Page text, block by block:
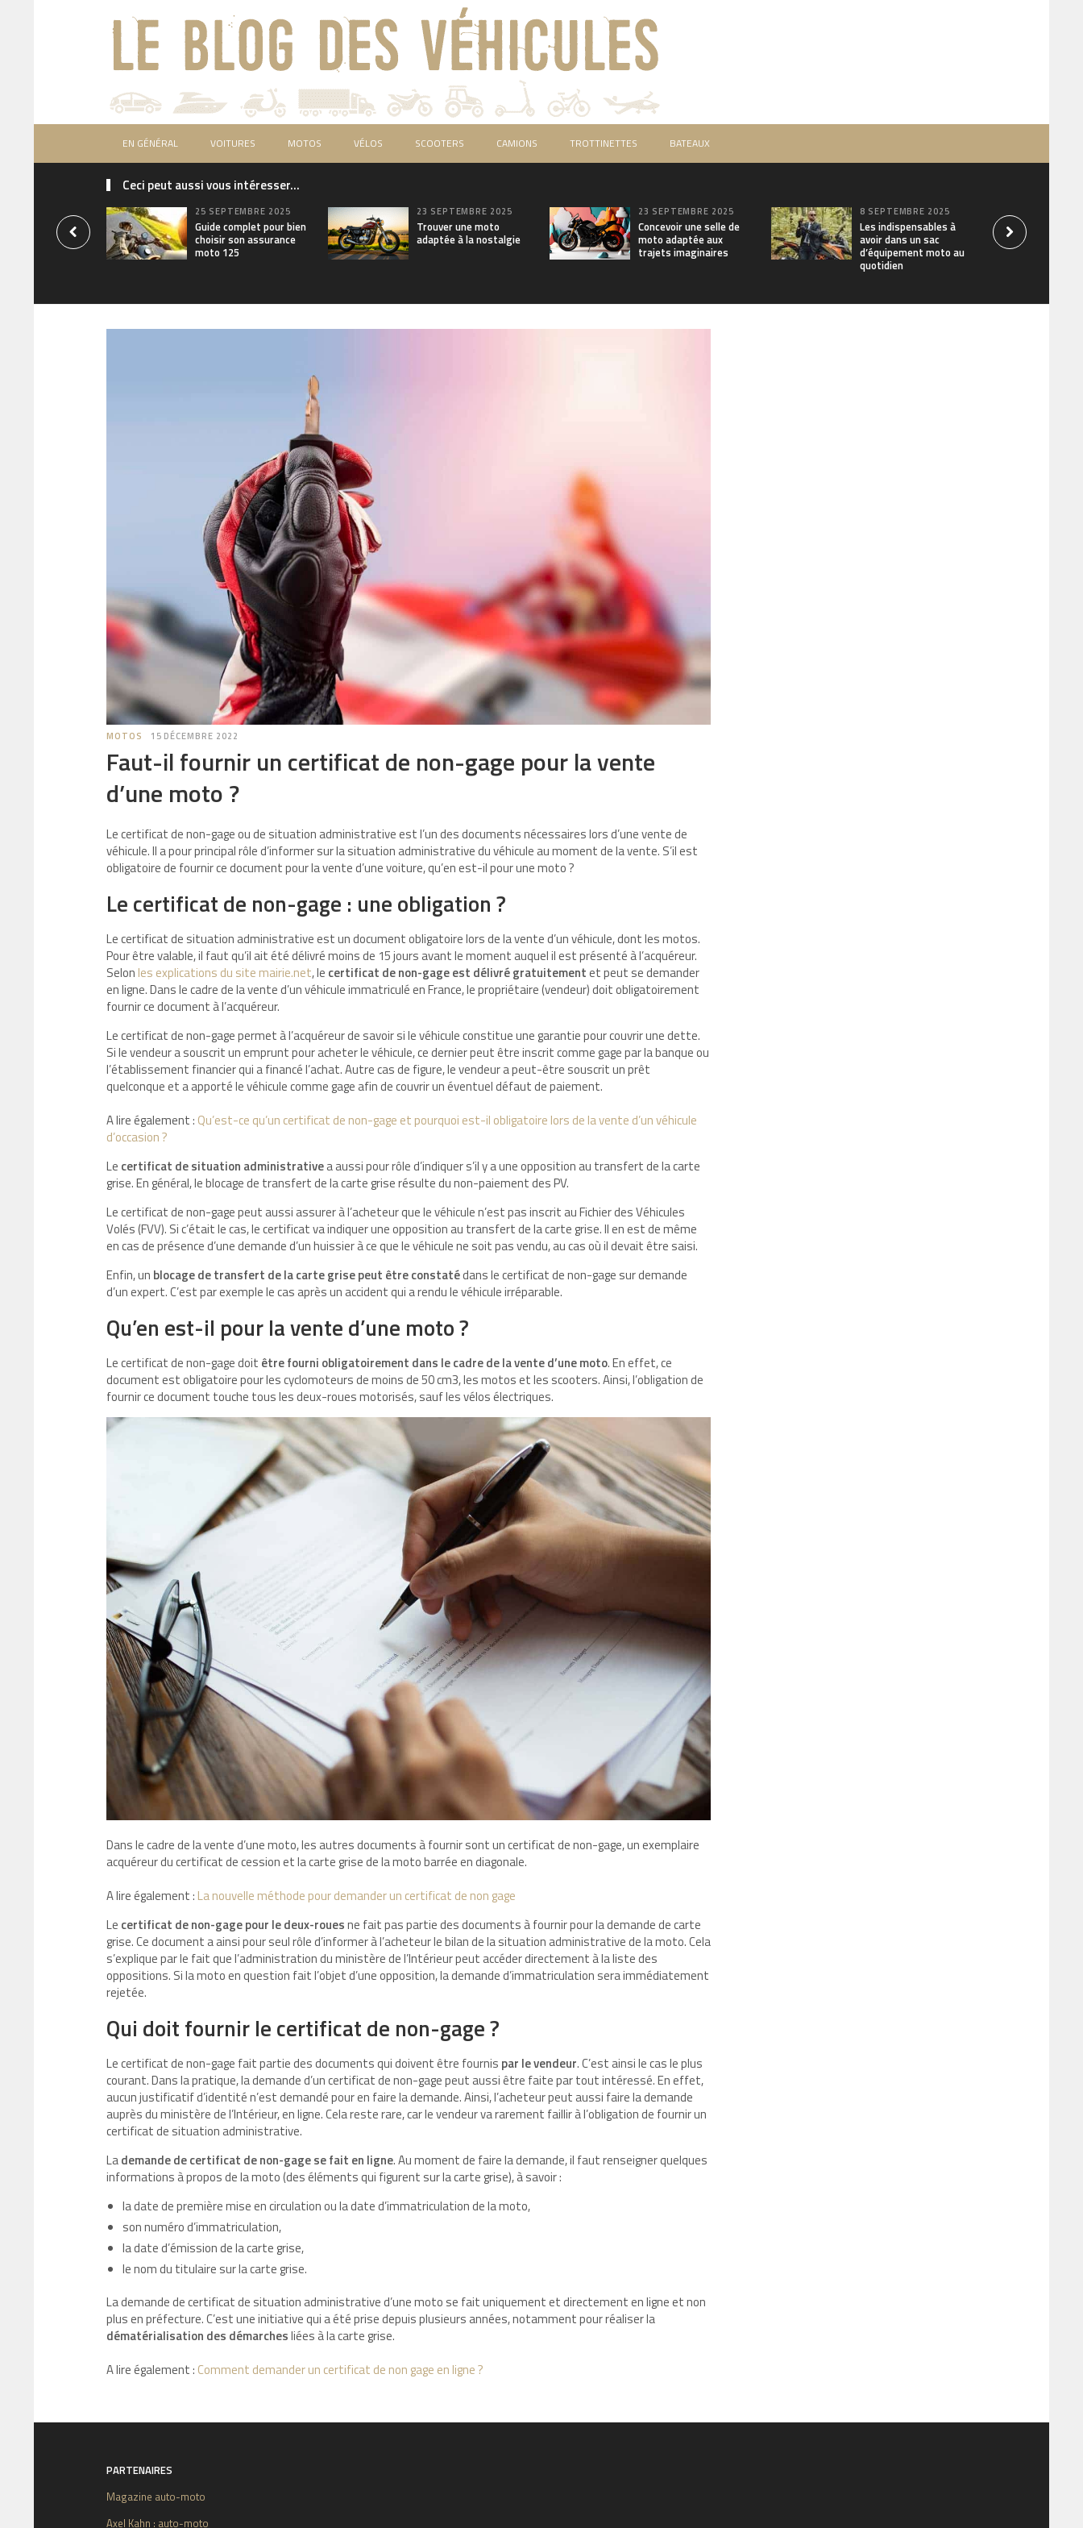
EN GÉNÉRAL VOITURES MOTOS VÉLOS SCOOTERS CAMIONS TROTTINETTES BATEAUX
Ceci peut aussi vous intéresser...
25 SEPTEMBRE 2025
Guide complet pour bien
choisir son assurance
moto 125
23 SEPTEMBRE 2025
Trouver une moto
adaptée à la nostalgie
23 SEPTEMBRE 2025
Concevoir une selle de
moto adaptée aux
trajets imaginaires
8 SEPTEMBRE 2025
Les indispensables à
avoir dans un sac
d’équipement moto au
quotidien
MOTOS 15 DÉCEMBRE 2022
Faut-il fournir un certificat de non-gage pour la vente
d’une moto ?
Le certificat de non-gage ou de situation administrative est l’un des documents nécessaires lors d’une vente de
véhicule. Il a pour principal rôle d’informer sur la situation administrative du véhicule au moment de la vente. S’il est
obligatoire de fournir ce document pour la vente d’une voiture, qu’en est-il pour une moto ?
Le certificat de non-gage : une obligation ?
Le certificat de situation administrative est un document obligatoire lors de la vente d’un véhicule, dont les motos.
Pour être valable, il faut qu’il ait été délivré moins de 15 jours avant le moment auquel il est présenté à l’acquéreur.
Selon les explications du site mairie.net, le certificat de non-gage est délivré gratuitementet peut se demander
en ligne. Dans le cadre de la vente d’un véhicule immatriculé en France, le propriétaire (vendeur) doit obligatoirement
fournir ce document à l’acquéreur.
Le certificat de non-gage permet à l’acquéreur de savoir si le véhicule constitue une garantie pour couvrir une dette.
Si le vendeur a souscrit un emprunt pour acheter le véhicule, ce dernier peut être inscrit comme gage par la banque ou
l’établissement financier qui a financé l’achat. Autre cas de figure, le vendeur a peut-être souscrit un prêt
quelconque et a apporté le véhicule comme gage afin de couvrir un éventuel défaut de paiement.
A lire également : Qu’est-ce qu’un certificat de non-gage et pourquoi est-il obligatoire lors de la vente d’un véhicule
d’occasion ?
Le certificat de situation administrativea aussi pour rôle d’indiquer s’il y a une opposition au transfert de la carte
grise. En général, le blocage de transfert de la carte grise résulte du non-paiement des PV.
Le certificat de non-gage peut aussi assurer à l’acheteur que le véhicule n’est pas inscrit au Fichier des Véhicules
Volés (FVV). Si c’était le cas, le certificat va indiquer une opposition au transfert de la carte grise. Il en est de même
en cas de présence d’une demande d’un huissier à ce que le véhicule ne soit pas vendu, au cas où il devait être saisi.
Enfin, un blocage de transfert de la carte grise peut être constatédans le certificat de non-gage sur demande
d’un expert. C’est par exemple le cas après un accident qui a rendu le véhicule irréparable.
Qu’en est-il pour la vente d’une moto ?
Le certificat de non-gage doit être fourni obligatoirement dans le cadre de la vente d’une moto. En effet, ce
document est obligatoire pour les cyclomoteurs de moins de 50 cm3, les motos et les scooters. Ainsi, l’obligation de
fournir ce document touche tous les deux-roues motorisés, sauf les vélos électriques.
Dans le cadre de la vente d’une moto, les autres documents à fournir sont un certificat de non-gage, un exemplaire
acquéreur du certificat de cession et la carte grise de la moto barrée en diagonale.
A lire également : La nouvelle méthode pour demander un certificat de non gage
Le certificat de non-gage pour le deux-rouesne fait pas partie des documents à fournir pour la demande de carte
grise. Ce document a ainsi pour seul rôle d’informer à l’acheteur le bilan de la situation administrative de la moto. Cela
s’explique par le fait que l’administration du ministère de l’Intérieur peut accéder directement à la liste des
oppositions. Si la moto en question fait l’objet d’une opposition, la demande d’immatriculation sera immédiatement
rejetée.
Qui doit fournir le certificat de non-gage ?
Le certificat de non-gage fait partie des documents qui doivent être fournis par le vendeur. C’est ainsi le cas le plus
courant. Dans la pratique, la demande d’un certificat de non-gage peut aussi être faite par tout intéressé. En effet,
aucun justificatif d’identité n’est demandé pour en faire la demande. Ainsi, l’acheteur peut aussi faire la demande
auprès du ministère de l’Intérieur, en ligne. Cela reste rare, car le vendeur va rarement faillir à l’obligation de fournir un
certificat de situation administrative.
Lademande de certificat de non-gage se fait en ligne. Au moment de faire la demande, il faut renseigner quelques
informations à propos de la moto (des éléments qui figurent sur la carte grise), à savoir :
la date de première mise en circulation ou la date d’immatriculation de la moto,
son numéro d’immatriculation,
la date d’émission de la carte grise,
le nom du titulaire sur la carte grise.
La demande de certificat de situation administrative d’une moto se fait uniquement et directement en ligne et non
plus en préfecture. C’est une initiative qui a été prise depuis plusieurs années, notamment pour réaliser la
dématérialisation des démarchesliées à la carte grise.
A lire également : Comment demander un certificat de non gage en ligne ?
PARTENAIRES
Magazine auto-moto
Axel Kahn : auto-moto